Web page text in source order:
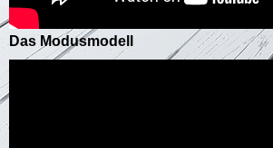
Das Modusmodell